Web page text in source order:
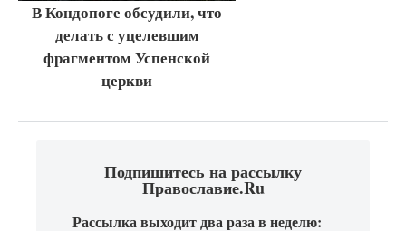
В Кондопоге обсудили, что
делать с уцелевшим
фрагментом Успенской
церкви
Подпишитесь на рассылку
Православие.Ru
Рассылка выходит два раза в неделю: